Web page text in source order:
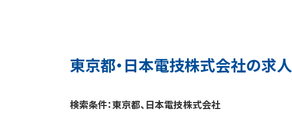
東京都・日本電技株式会社の求
検索条件：東京都、日本電技株式会社